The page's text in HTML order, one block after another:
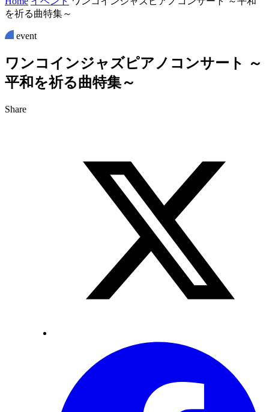
を祈る曲特集～
event
ワンコイ ンジャズピア ノ コ ンサー ト
～
平和 を祈る曲特集～
Share